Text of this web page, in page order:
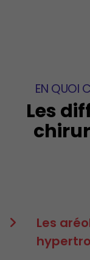
EN QUOI
Les
Les